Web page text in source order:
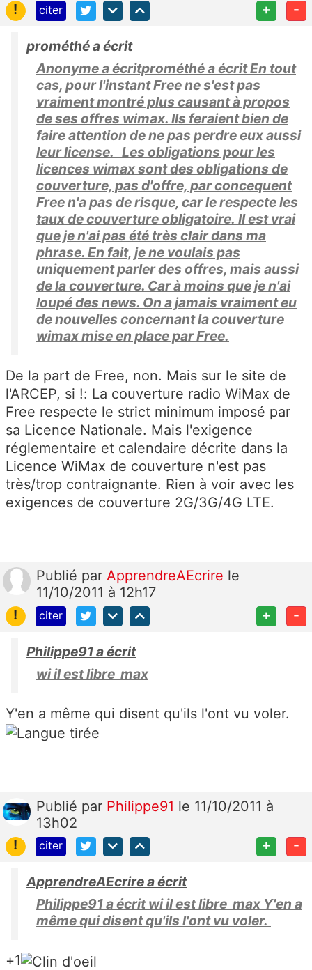
! citer + -
prométhé a écrit
Anonyme a écritprométhé a écrit En tout
cas, pour l'instant Free ne s'est pas
vraiment montré plus causant à propos
de ses offres wimax. Ils feraient bien de
faire attention de ne pas perdre eux aussi
leur license. Les obligations pour les
licences wimax sont des obligations de
couverture, pas d'offre, par concequent
Free n'a pas de risque, car le respecte les
taux de couverture obligatoire. Il est vrai
que je n'ai pas été très clair dans ma
phrase. En fait, je ne voulais pas
uniquement parler des offres, mais aussi
de la couverture. Car à moins que je n'ai
loupé des news. On a jamais vraiment eu
de nouvelles concernant la couverture
wimax mise en place par Free.
De la part de Free, non. Mais sur le site de
l'ARCEP, si !: La couverture radio WiMax de
Free respecte le strict minimum imposé par
sa Licence Nationale. Mais l'exigence
réglementaire et calendaire décrite dans la
Licence WiMax de couverture n'est pas
très/trop contraignante. Rien à voir avec les
exigences de couverture 2G/3G/4G LTE.
Publié par ApprendreAEcrire le
11/10/2011 à 12h17
!
citer + -
Philippe91 a écrit
wi il est libre max
Y'en a même qui disent qu'ils l'ont vu voler.
Publié par Philippe91 le 11/10/2011 à
13h02
!
citer + -
ApprendreAEcrire a écrit
Philippe91 a écrit wi il est libre max Y'en a
même qui disent qu'ils l'ont vu voler.
+1